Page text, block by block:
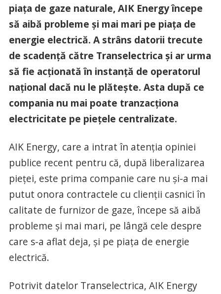
piața de gaze naturale, AIK Energy începe
să aibă probleme și mai mari pe piața de
energie electrică. A strâns datorii trecute
de scadență către Transelectrica și ar urma
să fie acționată în instanță de operatorul
național dacă nu le plătește. Asta după ce
compania nu mai poate tranzacționa
electricitate pe piețele centralizate.
AIK Energy, care a intrat în atenția opiniei
publice recent pentru că, după liberalizarea
pieței, este prima companie care nu și-a mai
putut onora contractele cu clienții casnici în
calitate de furnizor de gaze, începe să aibă
probleme și mai mari, pe lângă cele despre
care s-a aflat deja, și pe piața de energie
electrică.
Potrivit datelor Transelectrica, AIK Energy